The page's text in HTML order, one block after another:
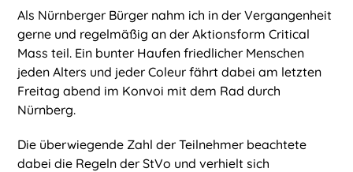
Als Nürnberger Bürger nahm ich in der Vergangenheit
gerne und regelmäßig an der Aktionsform Critical
Mass teil. Ein bunter Haufen friedlicher Menschen
jeden Alters und jeder Coleur fährt dabei am letzten
Freitag abend im Konvoi mit dem Rad durch
Nürnberg.
Die überwiegende Zahl der Teilnehmer beachtete
dabei die Regeln der StVo und verhielt sich